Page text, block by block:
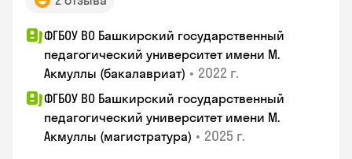
ФГБОУ ВО Башкирский государственный
педагогический университет имени М.
Акмуллы (бакалавриат) • 2022 г.
ФГБОУ ВО Башкирский государственный
педагогический университет имени М.
Акмуллы (магистратура) • 2025 г.